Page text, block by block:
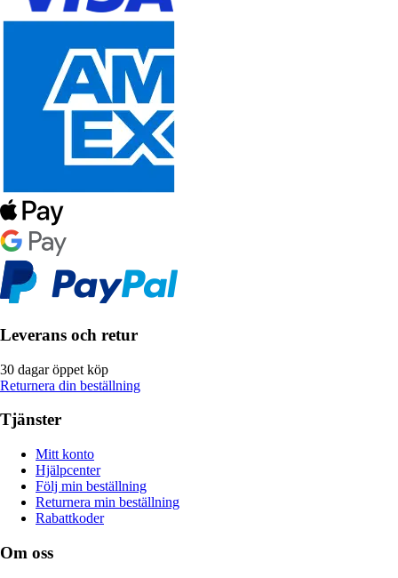
Leverans och retur
30 dagar öppet köp
Returnera din beställning
Tjänster
Mitt konto
Hjälpcenter
Följ min beställning
Returnera min beställning
Rabattkoder
Om oss